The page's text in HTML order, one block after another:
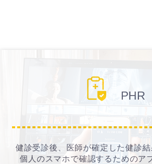
PHR
健診受診後、医師が確定した健診
個人のスマホで確認するためのア